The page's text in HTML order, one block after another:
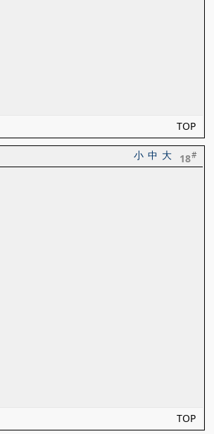
TOP
18#
大
中
小
TOP